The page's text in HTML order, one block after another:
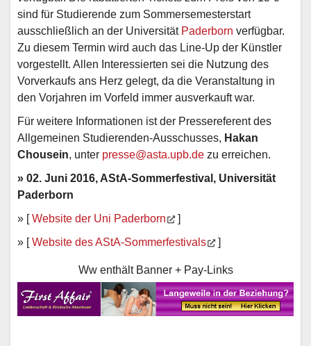
sind für Studierende zum Sommersemesterstart
ausschließlich an der Universität Paderborn verfügbar.
Zu diesem Termin wird auch das Line-Up der Künstler
vorgestellt. Allen Interessierten sei die Nutzung des
Vorverkaufs ans Herz gelegt, da die Veranstaltung in
den Vorjahren im Vorfeld immer ausverkauft war.
Für weitere Informationen ist der Pressereferent des
Allgemeinen Studierenden-Ausschusses, Hakan
Chousein, unter presse@asta.upb.de zu erreichen.
» 02. Juni 2016, AStA-Sommerfestival, Universität
Paderborn
» [Website der Uni Paderborn
]
» [Website des AStA-Sommerfestivals ]
Ww enthält Banner + Pay-Links